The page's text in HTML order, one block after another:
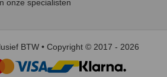
onze specialisten
BTW • Copyright © 2017 - 2026